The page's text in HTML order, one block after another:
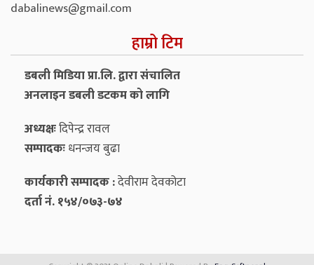
dabalinews@gmail.com
हाम्रो टिम
डबली मिडिया प्रा.लि. द्वारा संचालित
अनलाइन डबली डटकम को लागि
अध्यक्षःदिपेन्द्र रावल
सम्पादकःधनन्‍जय बुढा
कार्यकारी सम्पादक :देवीराम देवकोटा
दर्ता नं. १५४/०७३-७४